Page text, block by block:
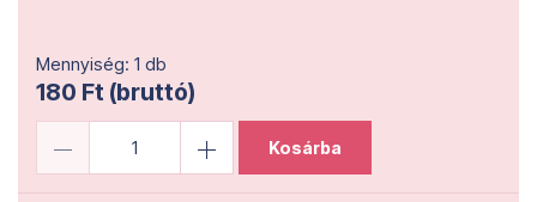
Mennyiség: 1 db
180 Ft (bruttó)
Kosárba